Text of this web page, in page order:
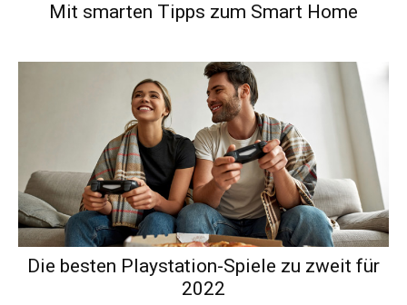
Mit smarten Tipps zum Smart Home
Die besten Playstation-Spiele zu zweit für
2022